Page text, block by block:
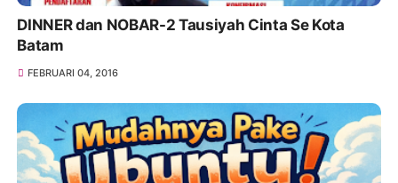
DINNER dan NOBAR-2 Tausiyah Cinta Se Kota
Batam
FEBRUARI 04, 2016